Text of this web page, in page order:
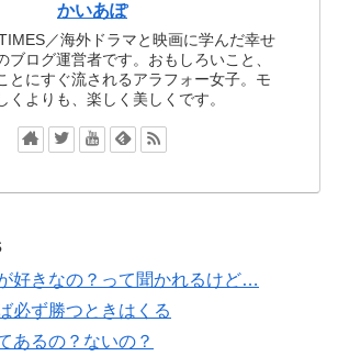
かいあぽ
／海外ドラマと映画に学んだ幸せ
ブログ運営者です。おもしろいこと、
とにすぐ流されるアラフォー女子。モ
くよりも、楽しく美しくです。
好きなの？って聞かれるけど…
必ず勝つときはくる
あるの？ないの？